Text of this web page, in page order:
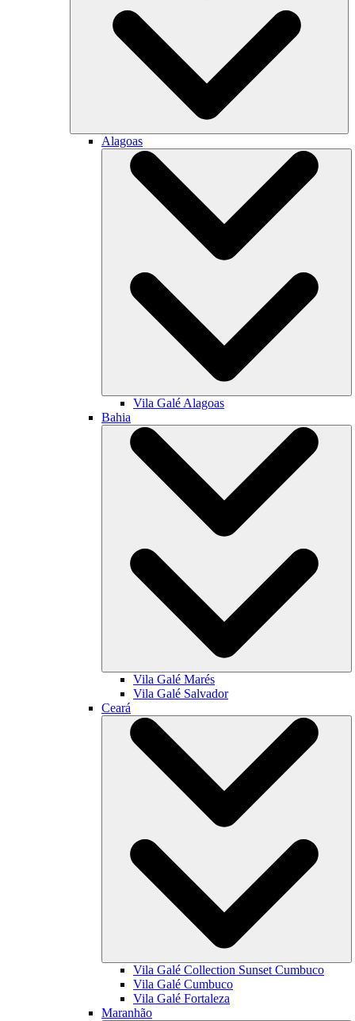
Alagoas
Vila Galé Alagoas
Bahia
Vila Galé Marés
Vila Galé Salvador
Ceará
Vila Galé Collection Sunset Cumbuco
Vila Galé Cumbuco
Vila Galé Fortaleza
Maranhão